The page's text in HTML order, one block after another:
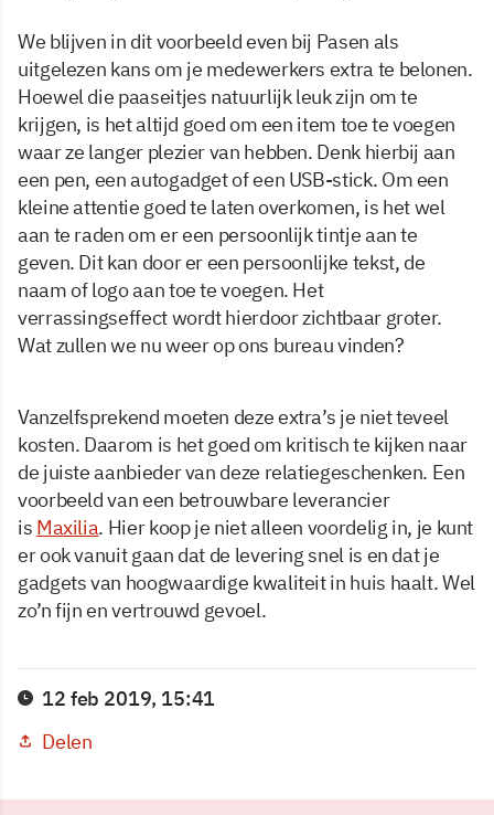
We blijven in dit voorbeeld even bij Pasen als
uitgelezen kans om je medewerkers extra te belonen.
Hoewel die paaseitjes natuurlijk leuk zijn om te
krijgen, is het altijd goed om een item toe te voegen
waar ze langer plezier van hebben. Denk hierbij aan
een pen, een autogadget of een USB-stick. Om een
kleine attentie goed te laten overkomen, is het wel
aan te raden om er een persoonlijk tintje aan te
geven. Dit kan door er een persoonlijke tekst, de
naam of logo aan toe te voegen. Het
verrassingseffect wordt hierdoor zichtbaar groter.
Wat zullen we nu weer op ons bureau vinden?
Vanzelfsprekend moeten deze extra’s je niet teveel
kosten. Daarom is het goed om kritisch te kijken naar
de juiste aanbieder van deze relatiegeschenken. Een
voorbeeld van een betrouwbare leverancier
is Maxilia. Hier koop je niet alleen voordelig in, je kunt
er ook vanuit gaan dat de levering snel is en dat je
gadgets van hoogwaardige kwaliteit in huis haalt. Wel
zo’n fijn en vertrouwd gevoel.
12 feb 2019, 15:41
Delen